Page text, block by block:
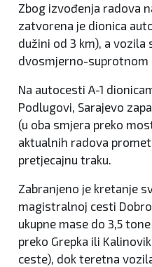
Zbog izvođenja radova
zatvorena je dionica
dužini od 3 km), a vozila
dvosmjerno-suprotnom
Na autocesti A-1
Podlugovi, Sarajevo
(u oba smjera preko
aktualnih radova
pretjecajnu traku.
Zabranjeno je kretanje
magistralnoj cesti
ukupne mase do 3,5
preko Grepka ili
ceste), dok teretna